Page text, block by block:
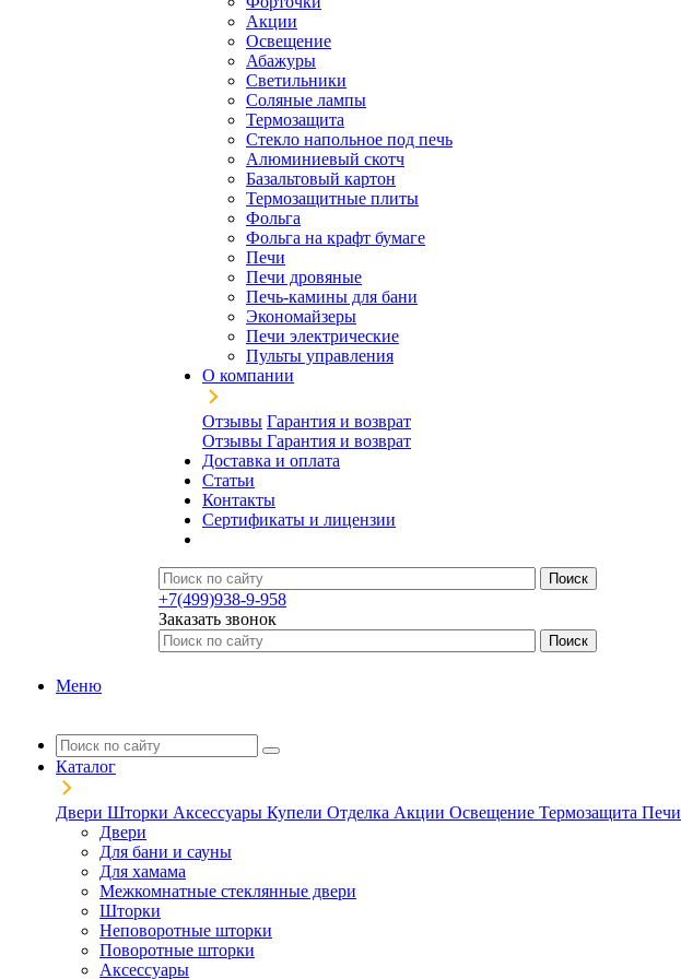
Акции
Освещение
Абажуры
Светильники
Соляные лампы
Термозащита
Стекло напольное под печь
Алюминиевый скотч
Базальтовый картон
Термозащитные плиты
Фольга
Фольга на крафт бумаге
Печи
Печи дровяные
Печь-камины для бани
Экономайзеры
Печи электрические
Пульты управления
О компании
Отзывы Гарантия и возврат
Отзывы Гарантия и возврат
Доставка и оплата
Статьи
Контакты
Сертификаты и лицензии
+7(499)938-9-958
Заказать звонок
Меню
Каталог
Двери Шторки Аксессуары Купели Отделка Акции Освещение Термозащита Печи
Двери
Для бани и сауны
Для хамама
Межкомнатные стеклянные двери
Шторки
Неповоротные шторки
Поворотные шторки
Аксессуары